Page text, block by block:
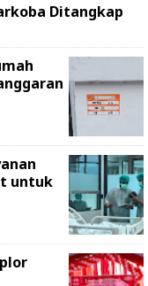
Ditangkap
untuk